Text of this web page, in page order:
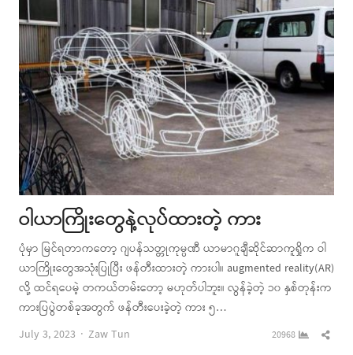
ဝါယာကြိုးတွေနဲ့လုပ်ထားတဲ့ ကား
ပုံမှာ မြင်ရတာကတော့ ဂျပန်သတ္တုကုမ္ပဏီ ယာမာဂူချီဆိုင်ဆာကူရှိုက ဝါ
ယာကြိုးတွေအသုံးပြုပြီး ဖန်တီးထားတဲ့ ကားပါ။ augmented reality(AR)
လို့ ထင်ရပေမဲ့ တကယ်တမ်းတော့ မဟုတ်ပါဘူး။ လွန်ခဲ့တဲ့ ၁၀ နှစ်တုန်းက
ကားပြပွဲတစ်ခုအတွက် ဖန်တီးပေးခဲ့တဲ့ ကား ၅…
July 3, 2023
Author
Zaw Tun 20968